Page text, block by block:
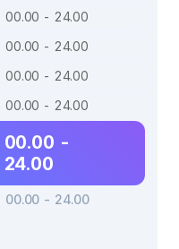
00.00 - 24.00
00.00 - 24.00
00.00 - 24.00
00.00 - 24.00
00.00 -
24.00
00.00 - 24.00